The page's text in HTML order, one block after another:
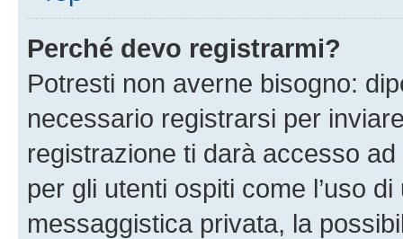
Perché devo registrarmi?
Potresti non averne bisogno:
necessario registrarsi per
registrazione ti darà accesso
per gli utenti ospiti come l’uso
messaggistica privata, la